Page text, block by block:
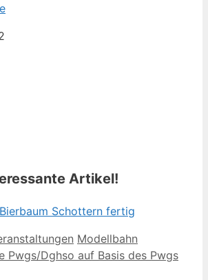
Artikel!
Schottern fertig
Schlagwörter
Modellbahn
Pwgs/Dghso auf Basis des Pwgs